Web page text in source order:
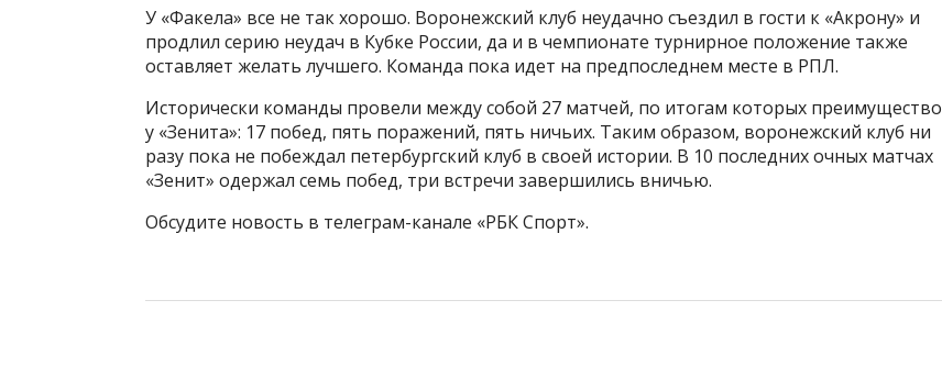
У «Факела» все не так хорошо. Воронежский клуб неудачно съездил в гости к «Акрону» и
продлил серию неудач в Кубке России, да и в чемпионате турнирное положение также
оставляет желать лучшего. Команда пока идет на предпоследнем месте в РПЛ.
Исторически команды провели между собой 27 матчей, по итогам которых преимущество
у «Зенита»: 17 побед, пять поражений, пять ничьих. Таким образом, воронежский клуб ни
разу пока не побеждал петербургский клуб в своей истории. В 10 последних очных матчах
«Зенит» одержал семь побед, три встречи завершились вничью.
Обсудите новость в телеграм-канале «РБК Спорт».